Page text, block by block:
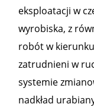
eksploatacji w
wyrobiska, z
robót w
zatrudnieni w
systemie
nadkład